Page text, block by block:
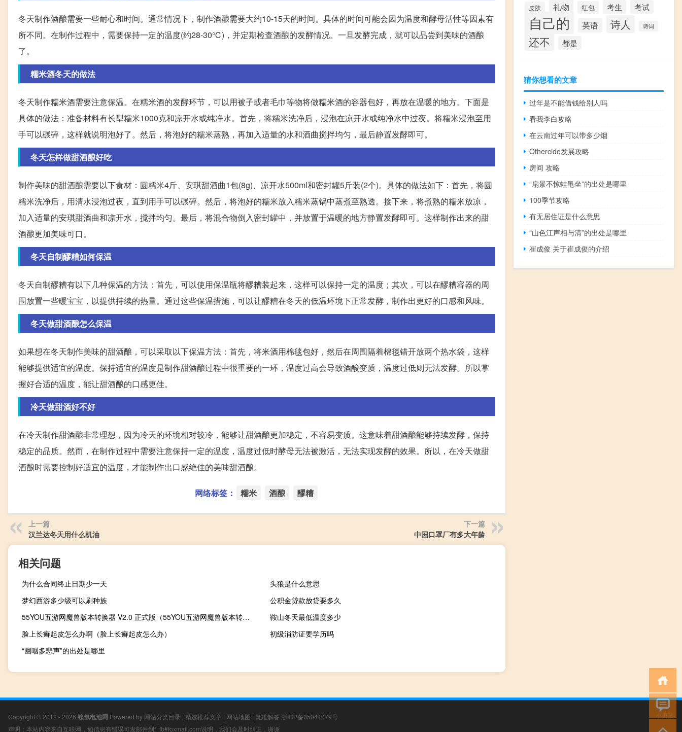
冬天制作酒酿需要一些耐心和时间。通常情况下，制作酒酿需要大约10-15天的时间。具体的时间可能会因为温度和酵母活性等因素有
所不同。在制作过程中，需要保持一定的温度(约28-30℃)，并定期检查酒酿的发酵情况。一旦发酵完成，就可以品尝到美味的酒酿
了。
糯米酒冬天的做法
冬天制作糯米酒需要注意保温。在糯米酒的发酵环节，可以用被子或者毛巾等物将做糯米酒的容器包好，再放在温暖的地方。下面是
具体的做法：准备材料有长型糯米1000克和凉开水或纯净水。首先，将糯米洗净后，浸泡在凉开水或纯净水中过夜。将糯米浸泡至用
手可以碾碎，这样就说明泡好了。然后，将泡好的糯米蒸熟，再加入适量的水和酒曲搅拌均匀，最后静置发酵即可。
冬天怎样做甜酒酿好吃
制作美味的甜酒酿需要以下食材：圆糯米4斤、安琪甜酒曲1包(8g)、凉开水500ml和密封罐5斤装(2个)。具体的做法如下：首先，将圆
糯米洗净后，用清水浸泡过夜，直到用手可以碾碎。然后，将泡好的糯米放入糯米蒸锅中蒸煮至熟透。接下来，将煮熟的糯米放凉，
加入适量的安琪甜酒曲和凉开水，搅拌均匀。最后，将混合物倒入密封罐中，并放置于温暖的地方静置发酵即可。这样制作出来的甜
酒酿更加美味可口。
冬天自制醪糟如何保温
冬天自制醪糟有以下几种保温的方法：首先，可以使用保温瓶将醪糟装起来，这样可以保持一定的温度；其次，可以在醪糟容器的周
围放置一些暖宝宝，以提供持续的热量。通过这些保温措施，可以让醪糟在冬天的低温环境下正常发酵，制作出更好的口感和风味。
冬天做甜酒酿怎么保温
如果想在冬天制作美味的甜酒酿，可以采取以下保温方法：首先，将米酒用棉毯包好，然后在周围隔着棉毯错开放两个热水袋，这样
能够提供适宜的温度。保持适宜的温度是制作甜酒酿过程中很重要的一环，温度过高会导致酒酸变质，温度过低则无法发酵。所以掌
握好合适的温度，能让甜酒酿的口感更佳。
冷天做甜酒好不好
在冷天制作甜酒酿非常理想，因为冷天的环境相对较冷，能够让甜酒酿更加稳定，不容易变质。这意味着甜酒酿能够持续发酵，保持
稳定的品质。然而，在制作过程中需要注意保持一定的温度，温度过低时酵母无法被激活，无法实现发酵的效果。所以，在冷天做甜
酒酿时需要控制好适宜的温度，才能制作出口感绝佳的美味甜酒酿。
网络标签： 糯米 酒酿 醪糟
上一篇
汉兰达冬天用什么机油
下一篇
中国口罩厂有多大年龄
相关问题
为什么合同终止日期少一天
头狼是什么意思
梦幻西游多少级可以刷种族
公积金贷款放贷要多久
55YOU五游网魔兽版本转换器 V2.0 正式版（55YOU五游网魔兽版本转换器 V2.0 正式版功能简介）
鞍山冬天最低温度多少
脸上长癣起皮怎么办啊（脸上长癣起皮怎么办）
初级消防证要学历吗
“幽咽多悲声”的出处是哪里
皮肤 礼物 红包 考生 考试
自己的 英语 诗人 诗词
还不 都是
猜你想看的文章
过年是不能借钱给别人吗
看我李白攻略
在云南过年可以带多少烟
Othercide发展攻略
房间 攻略
“扇景不惊蛙黾坐”的出处是哪里
100季节攻略
有无居住证是什么意思
“山色江声相与清”的出处是哪里
崔成俊 关于崔成俊的介绍
Copyright © 2012 - 2026 镍氢电池网 Powered by 网站分类目录 | 精选推荐文章 | 网站地图 | 疑难解答 浙ICP备05044079号
声明：本站内容来自互联网，如信息有错误可发邮件到f_fb#foxmail.com说明，我们会及时纠正，谢谢
小男孩